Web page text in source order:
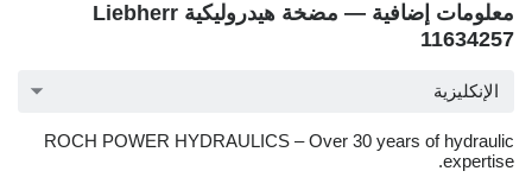
معلومات إضافية — مضخة هيدروليكية Liebherr
11634257
الإنكليزية
ROCH POWER HYDRAULICS – Over 30 years of hydraulic
expertise.